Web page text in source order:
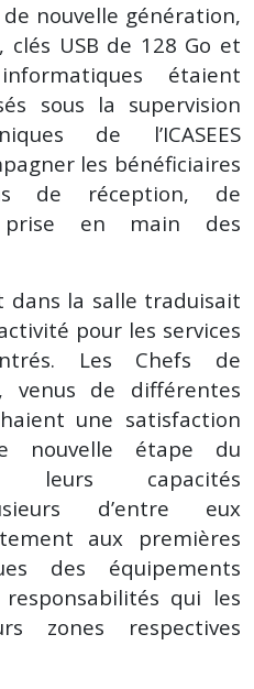
nouvelle génération,
USB de 128 Go et
étaient
sous la supervision
de l’ICASEES
les bénéficiaires
de réception, de
en main des
dans la salle traduisait
pour les services
Les Chefs de
venus de différentes
une satisfaction
nouvelle étape du
leurs capacités
d’entre eux
aux premières
des équipements
qui les
zones respectives